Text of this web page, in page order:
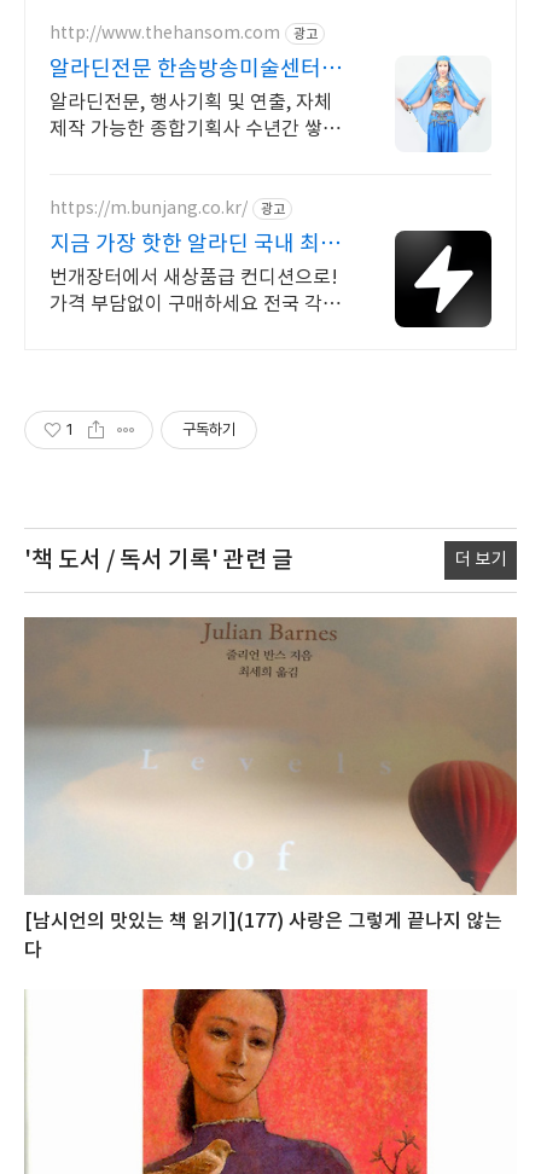
http://www.thehansom.com 광고
알라딘전문 한솜방송미술센터 당
일 배송 및 수령가능!
알라딘전문, 행사기획 및 연출, 자체
제작 가능한 종합기획사 수년간 쌓아
https://m.bunjang.co.kr/ 광고
지금 가장 핫한 알라딘 국내 최대
브랜드 중고거래
번개장터에서 새상품급 컨디션으로!
가격 부담없이 구매하세요 전국 각지
1 구독하기
'책 도서 / 독서 기록' 관련 글 더 보기
[남시언의 맛있는 책 읽기](177) 사랑은 그렇게 끝나지 않는
다